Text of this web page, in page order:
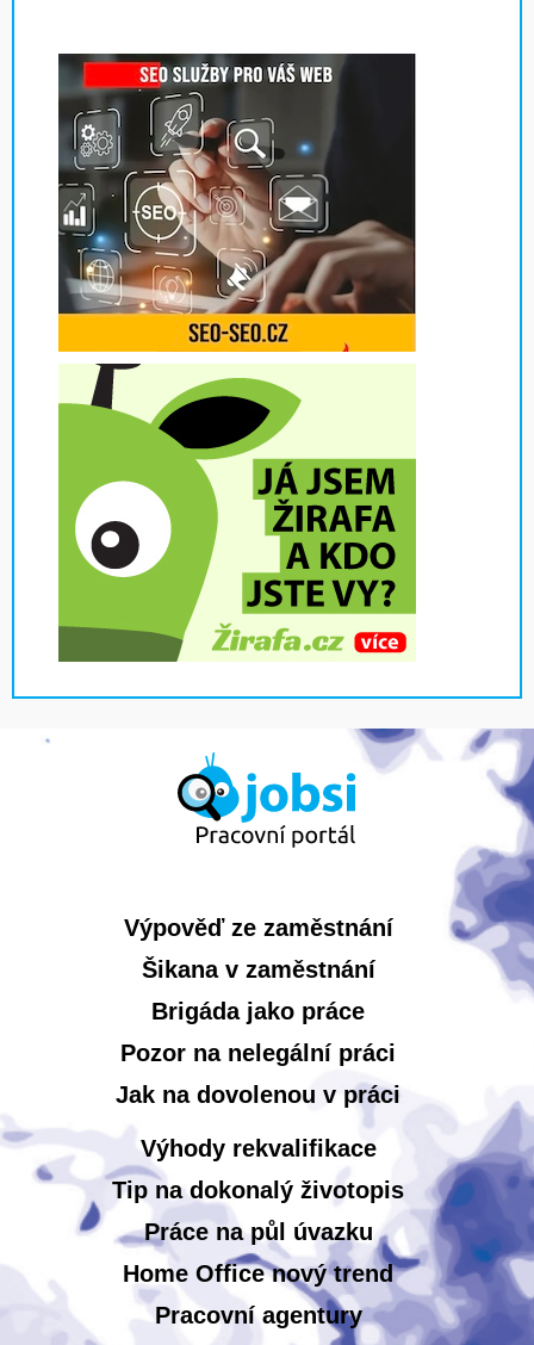
Výpověď ze zaměstnání
Šikana v zaměstnání
Brigáda jako práce
Pozor na nelegální práci
Jak na dovolenou v práci
Výhody rekvalifikace
Tip na dokonalý životopis
Práce na půl úvazku
Home Office nový trend
Pracovní agentury